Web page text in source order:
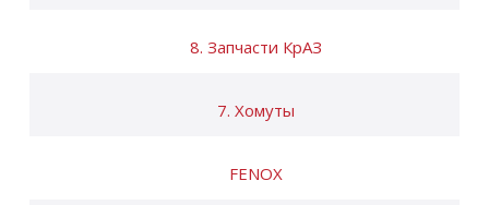
8. Запчасти КрАЗ
7. Хомуты
FENOX